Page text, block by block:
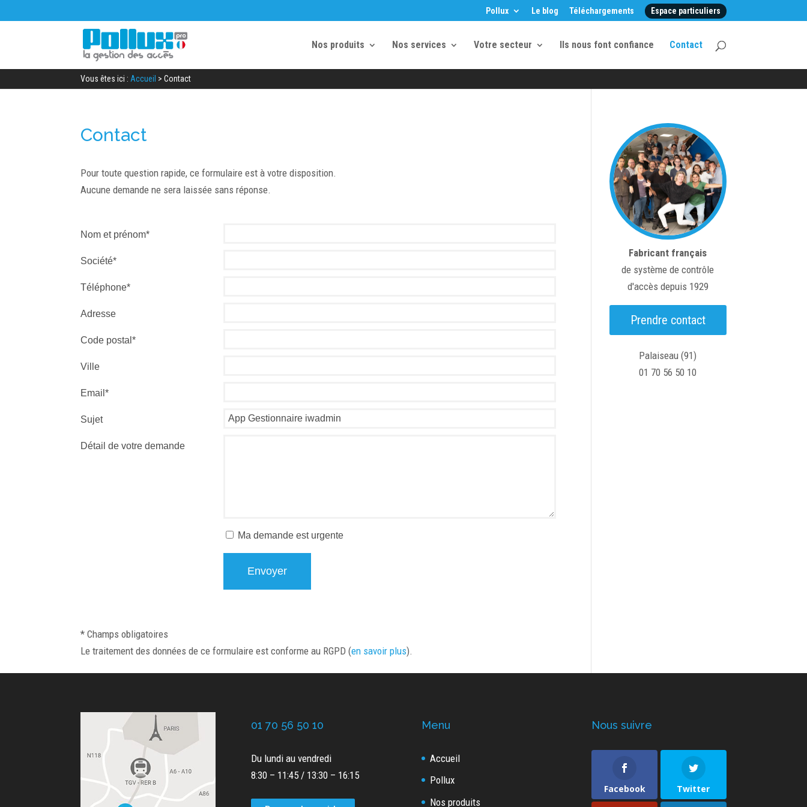
Pollux Le blog Téléchargements Espace particuliers
Nos produits Nos services Votre secteur Ils nous font confiance Contact
Vous êtes ici : Accueil >Contact
Contact
Pour toute question rapide, ce formulaire est à votre disposition.
Aucune demande ne sera laissée sans réponse.
Nom et prénom*
Société*
Téléphone*
Adresse
Code postal*
Ville
Email*
Sujet
Détail de votre demande
Ma demande est urgente
* Champs obligatoires
Le traitement des données de ce formulaire est conforme au RGPD (en savoir plus).
Fabricant français
de système de contrôle
d'accès depuis 1929
Prendre contact
Palaiseau (91)
01 70 56 50 10
01 70 56 50 10
Du lundi au vendredi
8:30 – 11:45 / 13:30 – 16:15
Menu
Accueil
Pollux
Nos produits
Nous suivre
Facebook Twitter